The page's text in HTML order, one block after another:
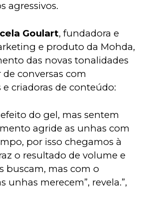
agressivos.
Goulart, fundadora e
e produto da Mohda,
das novas tonalidades
conversas com
criadoras de conteúdo:
do gel, mas sentem
agride as unhas com
por isso chegamos à
o resultado de volume e
buscam, mas com o
unhas merecem”, revela.”,